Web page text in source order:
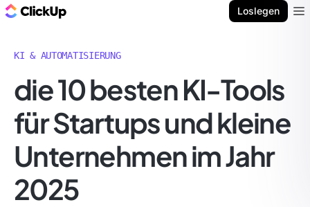
Loslegen
KI & AUTOMATISIERUNG
die 10 besten KI-Tools
für Startups und kleine
Unternehmen im Jahr
2025